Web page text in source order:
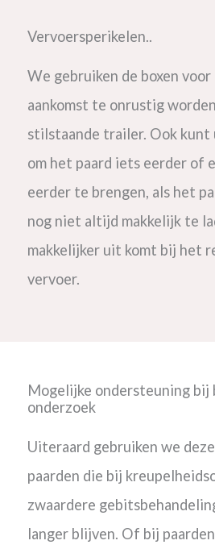
Vervoersperikelen..
We gebruiken de boxen
aankomst te onrustig
stilstaande trailer. Ook kunt
om het paard iets eerder of
eerder te brengen, als het
nog niet altijd makkelijk te
makkelijker uit komt bij het
vervoer.
Mogelijke ondersteuning bij
onderzoek
Uiteraard gebruiken we
paarden die bij
zwaardere
langer blijven. Of bij